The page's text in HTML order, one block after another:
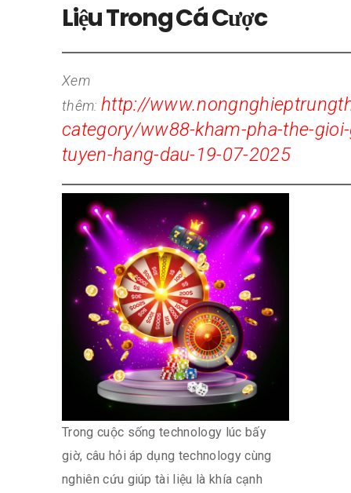
Liệu Trong Cá Cược
Xem
thêm: http://
category/ww88-kham-pha-the-
tuyen-hang-dau-19-07-2025
Trong cuộc sống technology lúc bấy
giờ, câu hỏi áp dụng technology cùng
nghiên cứu giúp tài liệu là khía cạnh